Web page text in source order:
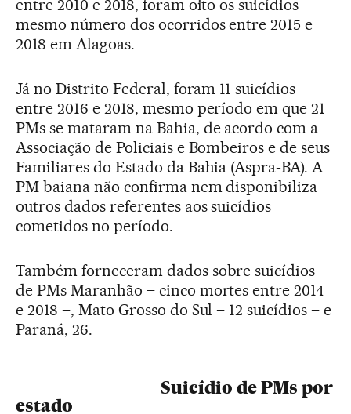
entre 2010 e 2018, foram oito os suicídios –
mesmo número dos ocorridos entre 2015 e
2018 em Alagoas.
Já no Distrito Federal, foram 11 suicídios
entre 2016 e 2018, mesmo período em que 21
PMs se mataram na Bahia, de acordo com a
Associação de Policiais e Bombeiros e de seus
Familiares do Estado da Bahia (Aspra-BA). A
PM baiana não confirma nem disponibiliza
outros dados referentes aos suicídios
cometidos no período.
Também forneceram dados sobre suicídios
de PMs Maranhão – cinco mortes entre 2014
e 2018 –, Mato Grosso do Sul – 12 suicídios – e
Paraná, 26.
Suicídio de PMs por
estado